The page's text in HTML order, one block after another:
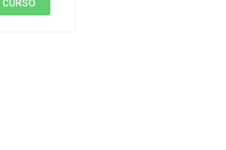
CURSO